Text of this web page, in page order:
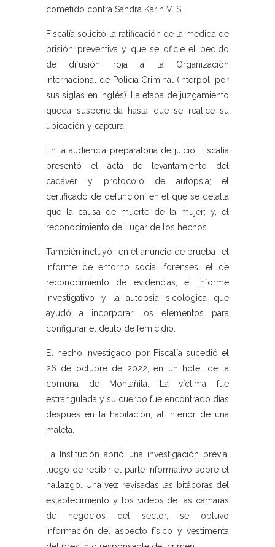
cometido contra Sandra Karin V. S.
Fiscalía solicitó la ratificación de la medida de
prisión preventiva y que se oficie el pedido
de difusión roja a la Organización
Internacional de Policía Criminal (Interpol, por
sus siglas en inglés). La etapa de juzgamiento
queda suspendida hasta que se realice su
ubicación y captura.
En la audiencia preparatoria de juicio, Fiscalía
presentó el acta de levantamiento del
cadáver y protocolo de autopsia; el
certificado de defunción, en el que se detalla
que la causa de muerte de la mujer; y, el
reconocimiento del lugar de los hechos.
También incluyó -en el anuncio de prueba- el
informe de entorno social forenses, el de
reconocimiento de evidencias, el informe
investigativo y la autopsia sicológica que
ayudó a incorporar los elementos para
configurar el delito de femicidio.
El hecho investigado por Fiscalía sucedió el
26 de octubre de 2022, en un hotel de la
comuna de Montañita. La víctima fue
estrangulada y su cuerpo fue encontrado días
después en la habitación, al interior de una
maleta.
La Institución abrió una investigación previa,
luego de recibir el parte informativo sobre el
hallazgo. Una vez revisadas las bitácoras del
establecimiento y los videos de las cámaras
de negocios del sector, se obtuvo
información del aspecto físico y vestimenta